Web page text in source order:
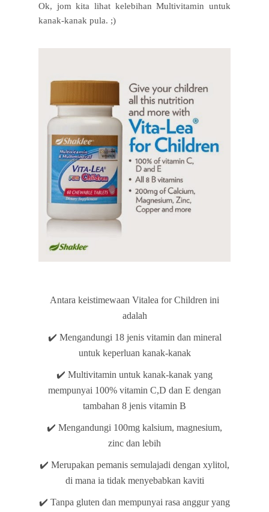
Ok, jom kita lihat kelebihan Multivitamin untuk
kanak-kanak pula. ;)
Antara keistimewaan Vitalea for Children ini
adalah
✔️ Mengandungi 18 jenis vitamin dan mineral
untuk keperluan kanak-kanak
✔️ Multivitamin untuk kanak-kanak yang
mempunyai 100% vitamin C,D dan E dengan
tambahan 8 jenis vitamin B
✔️ Mengandungi 100mg kalsium, magnesium,
zinc dan lebih
✔️ Merupakan pemanis semulajadi dengan xylitol,
di mana ia tidak menyebabkan kaviti
✔️ Tanpa gluten dan mempunyai rasa anggur yang